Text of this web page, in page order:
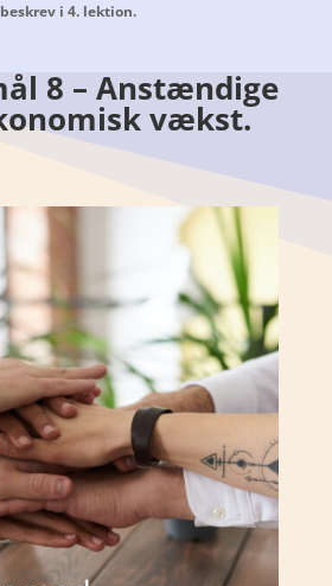
i 4. lektion.
8 – Anstændige
vækst.